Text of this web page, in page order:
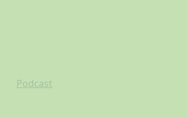
Podcast